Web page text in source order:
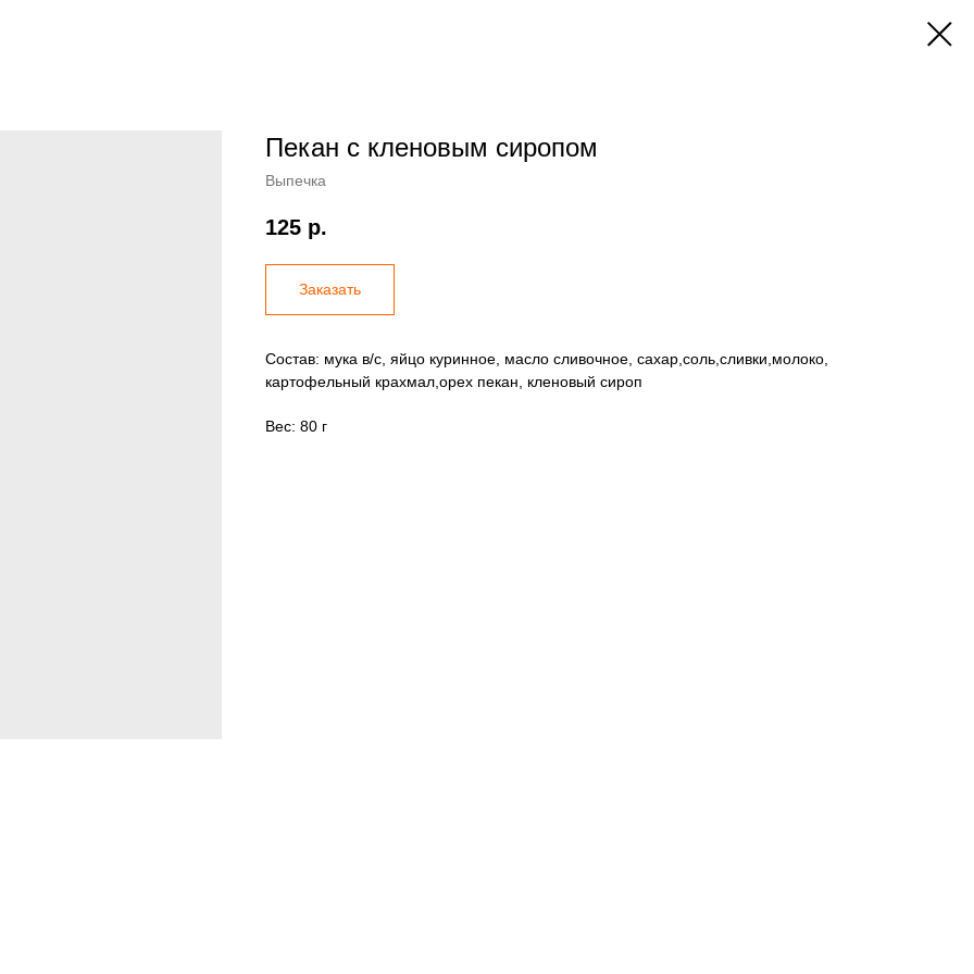
Пекан с кленовым сиропом
Выпечка
125 р.
Заказать
Состав: мука в/с, яйцо куринное, масло сливочное, сахар,соль,сливки,молоко,
картофельный крахмал,орех пекан, кленовый сироп
Вес: 80 г